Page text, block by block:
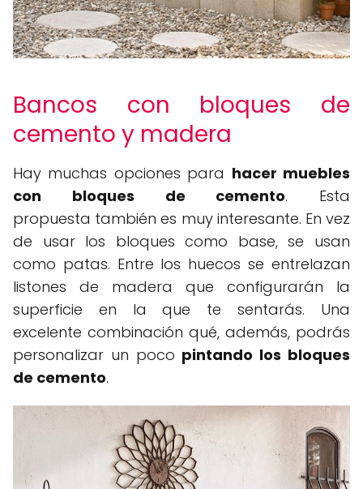
Bancos con bloques de
cemento y madera
Hay muchas opciones para hacer muebles
con bloques de cemento. Esta
propuesta también es muy interesante. En vez
de usar los bloques como base, se usan
como patas. Entre los huecos se entrelazan
listones de madera que configurarán la
superficie en la que te sentarás. Una
excelente combinación qué, además, podrás
personalizar un poco pintando los bloques
de cemento.